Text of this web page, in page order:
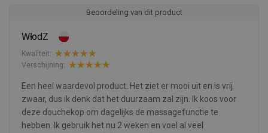
Beoordeling van dit product
WłodZ
Kwaliteit:
Verschijning:
Een heel waardevol product. Het ziet er mooi uit en is vrij
zwaar, dus ik denk dat het duurzaam zal zijn. Ik koos voor
deze douchekop om dagelijks de massagefunctie te
hebben. Ik gebruik het nu 2 weken en voel al veel